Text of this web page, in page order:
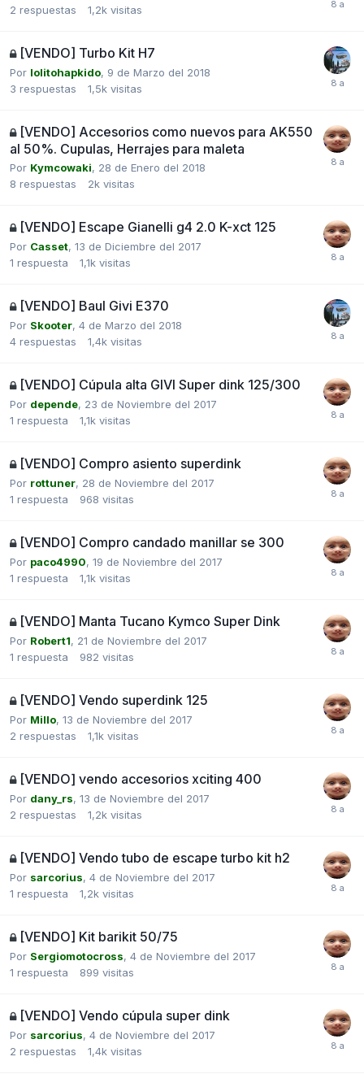
2 respuestas 1,2k visitas
[VENDO] Turbo Kit H7
Por lolitohapkido, 9 de Marzo del 2018
3 respuestas 1,5k visitas
[VENDO] Accesorios como nuevos para AK550
al 50%. Cupulas, Herrajes para maleta
Por Kymcowaki, 28 de Enero del 2018
8 respuestas 2k visitas
[VENDO] Escape Gianelli g4 2.0 K-xct 125
Por Casset, 13 de Diciembre del 2017
1 respuesta 1,1k visitas
[VENDO] Baul Givi E370
Por Skooter, 4 de Marzo del 2018
4 respuestas 1,4k visitas
[VENDO] Cúpula alta GIVI Super dink 125/300
Por depende, 23 de Noviembre del 2017
1 respuesta 1,1k visitas
[VENDO] Compro asiento superdink
Por rottuner, 28 de Noviembre del 2017
1 respuesta 968 visitas
[VENDO] Compro candado manillar se 300
Por paco4990, 19 de Noviembre del 2017
1 respuesta 1,1k visitas
[VENDO] Manta Tucano Kymco Super Dink
Por Robert1, 21 de Noviembre del 2017
1 respuesta 982 visitas
[VENDO] Vendo superdink 125
Por Millo, 13 de Noviembre del 2017
2 respuestas 1,1k visitas
[VENDO] vendo accesorios xciting 400
Por dany_rs, 13 de Noviembre del 2017
2 respuestas 1,2k visitas
[VENDO] Vendo tubo de escape turbo kit h2
Por sarcorius, 4 de Noviembre del 2017
1 respuesta 1,2k visitas
[VENDO] Kit barikit 50/75
Por Sergiomotocross, 4 de Noviembre del 2017
1 respuesta 899 visitas
[VENDO] Vendo cúpula super dink
Por sarcorius, 4 de Noviembre del 2017
2 respuestas 1,4k visitas